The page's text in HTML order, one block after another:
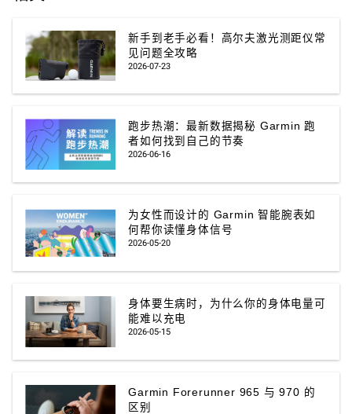
新手到老手必看！高尔夫激光测距仪常
见问题全攻略
2026-07-23
跑步热潮：最新数据揭秘 Garmin 跑
者如何找到自己的节奏
2026-06-16
为女性而设计的 Garmin 智能腕表如
何帮你读懂身体信号
2026-05-20
身体要生病时，为什么你的身体电量可
能难以充电
2026-05-15
Garmin Forerunner 965 与 970 的
区别